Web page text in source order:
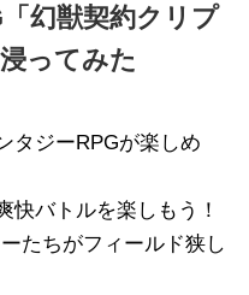
幻獣契約クリプ
ってみた
タジーRPGが楽しめ
快バトルを楽しもう！
たちがフィールド狭し